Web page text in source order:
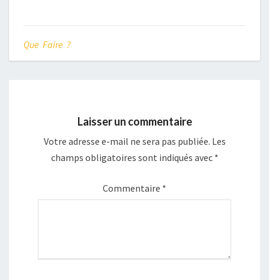
Que Faire ?
Laisser un commentaire
Votre adresse e-mail ne sera pas publiée. Les
champs obligatoires sont indiqués avec *
Commentaire *